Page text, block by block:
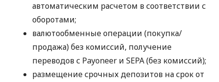
автоматическим расчетом в соответствии с
оборотами;
валютообменные операции (покупка/
продажа) без комиссий, получение
переводов с Payoneer и SEPA (без комиссий);
размещение срочных депозитов на срок от